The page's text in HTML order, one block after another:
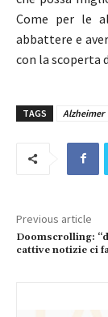
Come per le
abbattere e
con la scoperta
TAGS Alzheimer
Previous article
Doomscrolling:
cattive notizie ci